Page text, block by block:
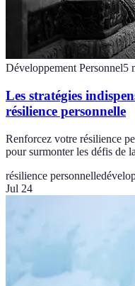
Développement Personnel5
Les stratégies
résilience personnelle
Renforcez votre résilience
pour surmonter les défis de
résilience personnelle
Jul 24